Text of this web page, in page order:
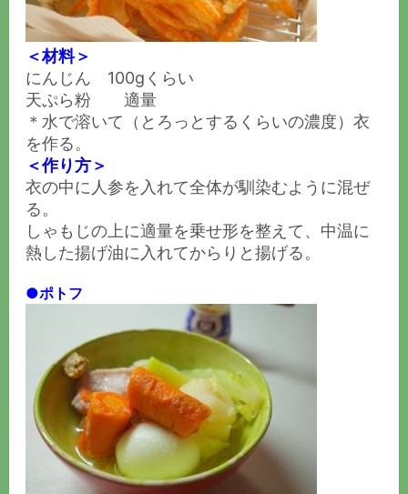
＜材料＞
にんじん 100gくらい
天ぷら粉 適量
＊水で溶いて（とろっとするくらいの濃度）衣
を作る。
＜作り方＞
衣の中に人参を入れて全体が馴染むように混ぜ
る。
しゃもじの上に適量を乗せ形を整えて、中温に
熱した揚げ油に入れてからりと揚げる。
●ポトフ